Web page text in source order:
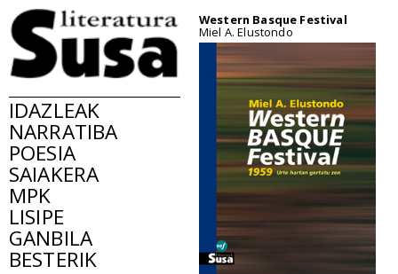
IDAZLEAK
NARRATIBA
POESIA
SAIAKERA
MPK
LISIPE
GANBILA
BESTERIK
Western Basque Festival
Miel A. Elustondo